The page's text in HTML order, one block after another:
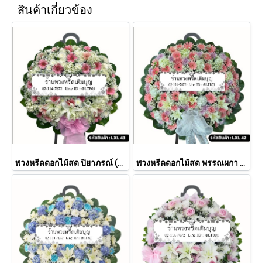
สินค้าเกี่ยวข้อง
พวงหรีดดอกไม้สด ปิยาภรณ์ (LXL43) พวงหรีดดอกไม้สด พรรณผกา (LXL42)